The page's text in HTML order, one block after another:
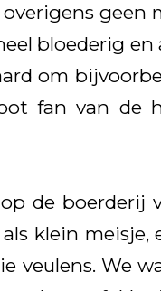
geen
bloederig en
om
fan van de
de boerderij
klein
veulens. We